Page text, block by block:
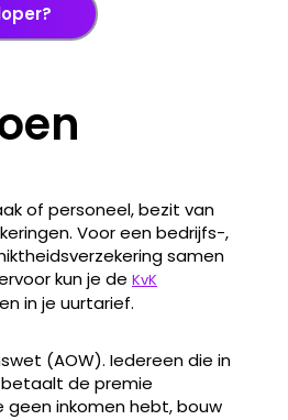
of personeel, bezit van
Voor een bedrijfs-,
samen
kun je de KvK
in je uurtarief.
(AOW). Iedereen die in
de premie
geen inkomen hebt, bouw